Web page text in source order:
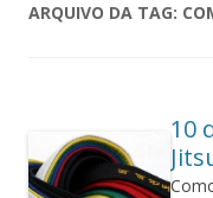
ARQUIVO DA TAG:
10